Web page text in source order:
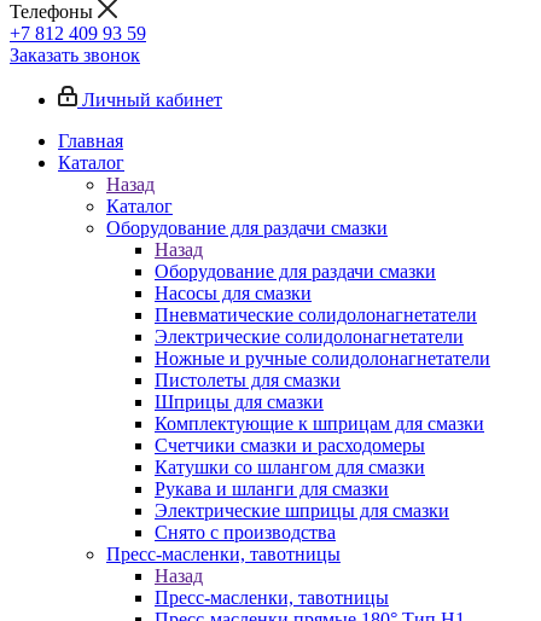
Телефоны
+7 812 409 93 59
Заказать звонок
Личный кабинет
Главная
Каталог
Назад
Каталог
Оборудование для раздачи смазки
Назад
Оборудование для раздачи смазки
Насосы для смазки
Пневматические солидолонагнетатели
Электрические солидолонагнетатели
Ножные и ручные солидолонагнетатели
Пистолеты для смазки
Шприцы для смазки
Комплектующие к шприцам для смазки
Счетчики смазки и расходомеры
Катушки со шлангом для смазки
Рукава и шланги для смазки
Электрические шприцы для смазки
Снято с производства
Пресс-масленки, тавотницы
Назад
Пресс-масленки, тавотницы